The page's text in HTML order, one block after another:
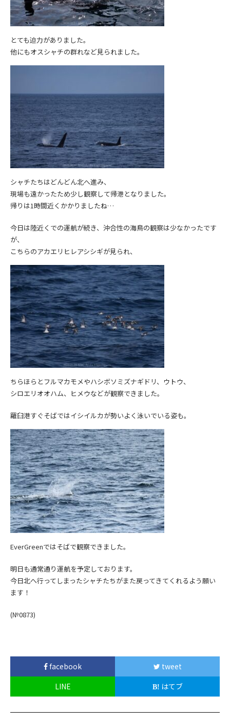
とても迫力がありました。
他にもオスシャチの群れなど見られました。
シャチたちはどんどん北へ進み、
現場も遠かったため少し観察して帰港となりました。
帰りは1時間近くかかりましたね…
今日は陸近くでの運航が続き、沖合性の海鳥の観察は少なかったです
が、
こちらのアカエリヒレアシシギが見られ、
ちらほらとフルマカモメやハシボソミズナギドリ、ウトウ、
シロエリオオハム、ヒメウなどが観察できました。
羅臼港すぐそばではイシイルカが勢いよく泳いでいる姿も。
EverGreenではそばで観察できました。
明日も通常通り運航を予定しております。
今日北へ行ってしまったシャチたちがまた戻ってきてくれるよう願い
ます！
(№0873)
facebook
tweet
LINE
はてブ